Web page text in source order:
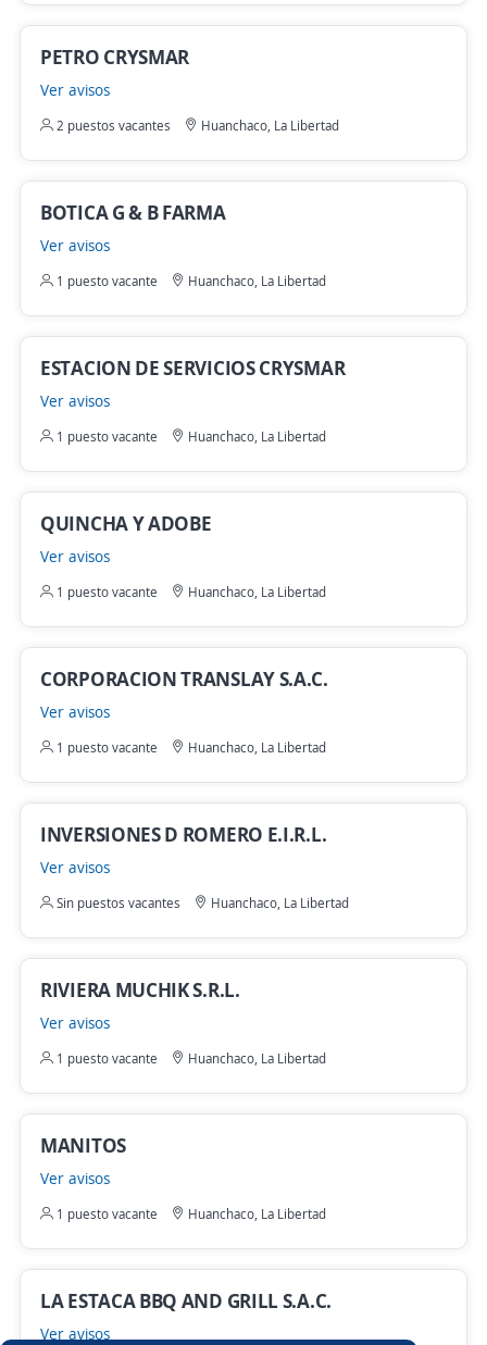
PETRO CRYSMAR
Ver avisos
2 puestos vacantes Huanchaco, La Libertad
BOTICA G & B FARMA
Ver avisos
1 puesto vacante Huanchaco, La Libertad
ESTACION DE SERVICIOS CRYSMAR
Ver avisos
1 puesto vacante Huanchaco, La Libertad
QUINCHA Y ADOBE
Ver avisos
1 puesto vacante Huanchaco, La Libertad
CORPORACION TRANSLAY S.A.C.
Ver avisos
1 puesto vacante Huanchaco, La Libertad
INVERSIONES D ROMERO E.I.R.L.
Ver avisos
Sin puestos vacantes Huanchaco, La Libertad
RIVIERA MUCHIK S.R.L.
Ver avisos
1 puesto vacante Huanchaco, La Libertad
MANITOS
Ver avisos
1 puesto vacante Huanchaco, La Libertad
LA ESTACA BBQ AND GRILL S.A.C.
Ver avisos